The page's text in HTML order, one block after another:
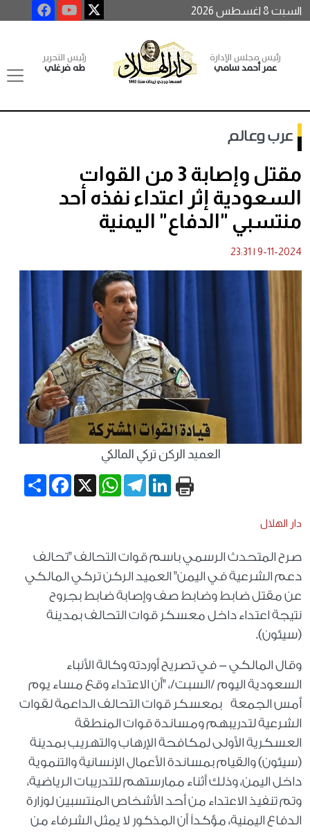
السبت 8 اغسطس 2026
رئيس مجلس الإدارة
عمر أحمد سامي
رئيس التحرير
طه فرغلي
عرب وعالم
مقتل وإصابة 3 من القوات
السعودية إثر اعتداء نفذه أحد
منتسبي "الدفاع" اليمنية
9-11-2024
|
23:31
العميد الركن تركي المالكي
Share
Facebook X
WhatsApp
TelegramLinkedIn
دار الهلال
صرح المتحدث الرسمي باسم قوات التحالف "تحالف
دعم الشرعية في اليمن" العميد الركن تركي المالكي
عن مقتل ضابط وضابط صف وإصابة ضابط بجروح
نتيجة اعتداء داخل معسكر قوات التحالف بمدينة
(سيئون).
وقال المالكي - في تصريح أوردته وكالة الأنباء
السعودية اليوم /السبت/، "أن الاعتداء وقع مساء يوم
أمس الجمعة بمعسكر قوات التحالف الداعمة لقوات
الشرعية لتدريبهم ومساندة قوات المنطقة
العسكرية الأولى لمكافحة الإرهاب والتهريب بمدينة
(سيئون) والقيام بمساندة الأعمال الإنسانية والتنموية
داخل اليمن، وذلك أثناء ممارستهم للتدريبات الرياضية،
وتم تنفيذ الاعتداء من أحد الأشخاص المنتسبين لوزارة
الدفاع اليمنية، مؤكداً أن المذكور لا يمثل الشرفاء من